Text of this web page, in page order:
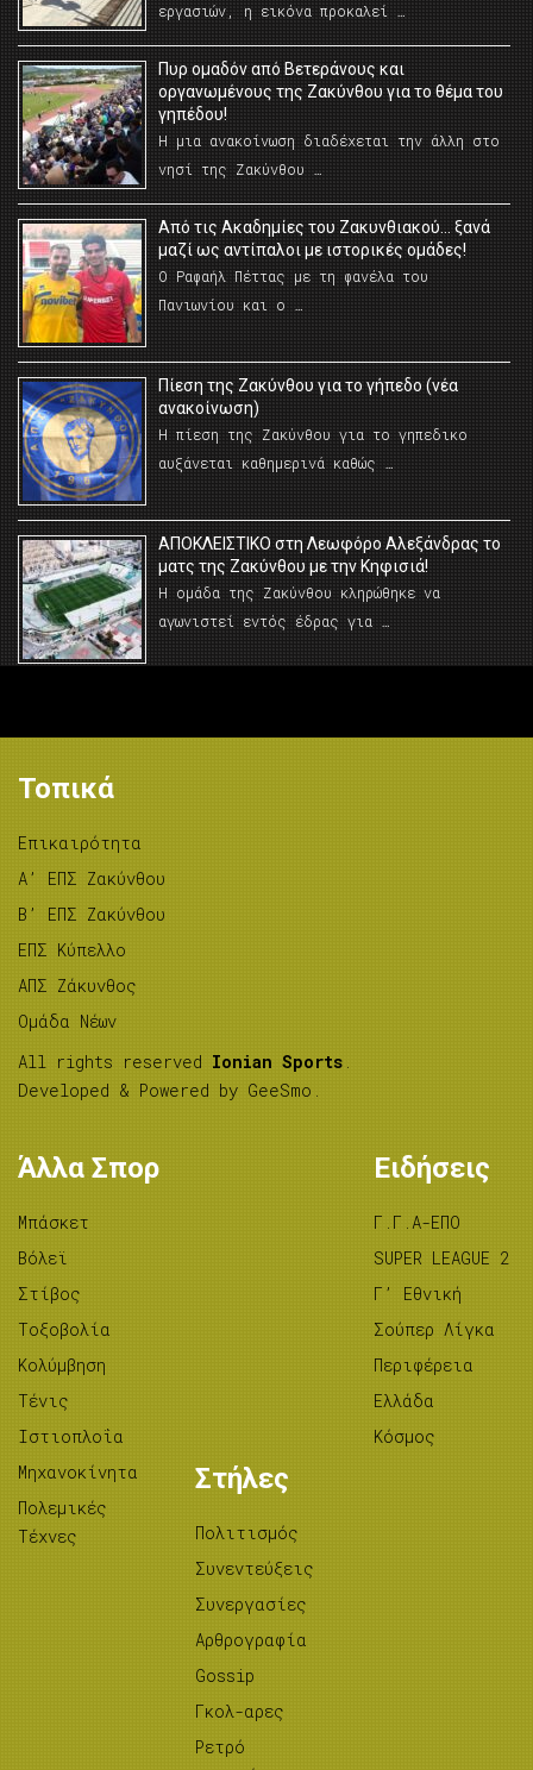
εργασιών, η εικόνα προκαλεί …
Πυρ ομαδόν από Βετεράνους και
οργανωμένους της Ζακύνθου για το θέμα του
γηπέδου!
Η μια ανακοίνωση διαδέχεται την άλλη στο
νησί της Ζακύνθου …
Από τις Ακαδημίες του Ζακυνθιακού… ξανά
μαζί ως αντίπαλοι με ιστορικές ομάδες!
Ο Ραφαήλ Πέττας με τη φανέλα του
Πανιωνίου και ο …
Πίεση της Ζακύνθου για το γήπεδο (νέα
ανακοίνωση)
Η πίεση της Ζακύνθου για το γηπεδικο
αυξάνεται καθημερινά καθώς …
AΠΟΚΛΕΙΣΤΙΚΟ στη Λεωφόρο Αλεξάνδρας το
ματς της Ζακύνθου με την Κηφισιά!
Η ομάδα της Ζακύνθου κληρώθηκε να
αγωνιστεί εντός έδρας για …
Τοπικά
Επικαιρότητα
A’ ΕΠΣ Ζακύνθου
B’ ΕΠΣ Ζακύνθου
ΕΠΣ Κύπελλο
ΑΠΣ Ζάκυνθος
Ομάδα Νέων
All rights reserved Ionian Sports .
Developed & Powered by GeeSmo .
Άλλα Σπορ
Μπάσκετ
Βόλεϊ
Στίβος
Tοξοβολία
Κολύμβηση
Τένις
Ιστιοπλοΐα
Μηχανοκίνητα
Πολεμικές
Τέχνες
Ειδήσεις
Γ.Γ.Α-ΕΠΟ
SUPER LEAGUE 2
Γ’ Εθνική
Σούπερ Λίγκα
Περιφέρεια
Ελλάδα
Κόσμος
Στήλες
Πολιτισμός
Συνεντεύξεις
Συνεργασίες
Αρθρογραφία
Gossip
Γκολ-αρες
Ρετρό